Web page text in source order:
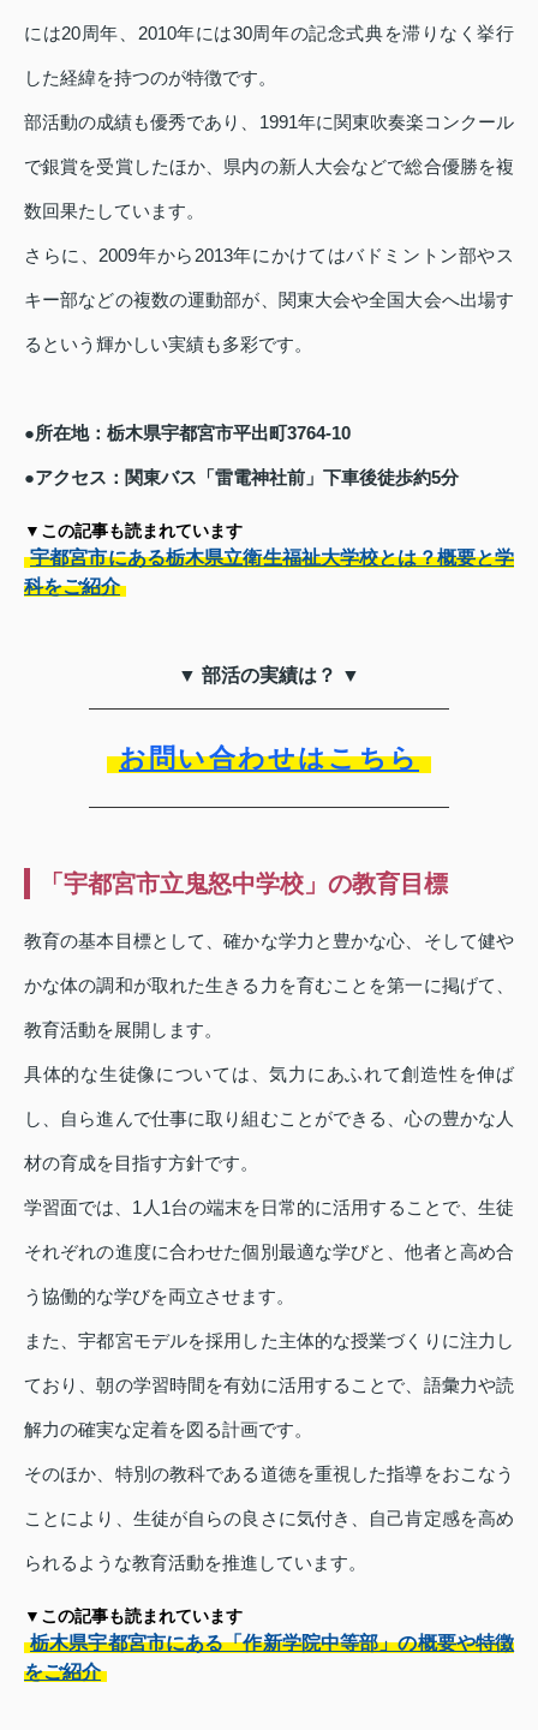
には20周年、2010年には30周年の記念式典を滞りなく挙行
した経緯を持つのが特徴です。
部活動の成績も優秀であり、1991年に関東吹奏楽コンクール
で銀賞を受賞したほか、県内の新人大会などで総合優勝を複
数回果たしています。
さらに、2009年から2013年にかけてはバドミントン部やス
キー部などの複数の運動部が、関東大会や全国大会へ出場す
るという輝かしい実績も多彩です。
●所在地：栃木県宇都宮市平出町3764-10
●アクセス：関東バス「雷電神社前」下車後徒歩約5分
▼この記事も読まれています
宇都宮市にある栃木県立衛生福祉大学校とは？概要と学
科をご紹介
▼ 部活の実績は？ ▼
お問い合わせはこちら
「宇都宮市立鬼怒中学校」の教育目標
教育の基本目標として、確かな学力と豊かな心、そして健や
かな体の調和が取れた生きる力を育むことを第一に掲げて、
教育活動を展開します。
具体的な生徒像については、気力にあふれて創造性を伸ば
し、自ら進んで仕事に取り組むことができる、心の豊かな人
材の育成を目指す方針です。
学習面では、1人1台の端末を日常的に活用することで、生徒
それぞれの進度に合わせた個別最適な学びと、他者と高め合
う協働的な学びを両立させます。
また、宇都宮モデルを採用した主体的な授業づくりに注力し
ており、朝の学習時間を有効に活用することで、語彙力や読
解力の確実な定着を図る計画です。
そのほか、特別の教科である道徳を重視した指導をおこなう
ことにより、生徒が自らの良さに気付き、自己肯定感を高め
られるような教育活動を推進しています。
▼この記事も読まれています
栃木県宇都宮市にある「作新学院中等部」の概要や特徴
をご紹介